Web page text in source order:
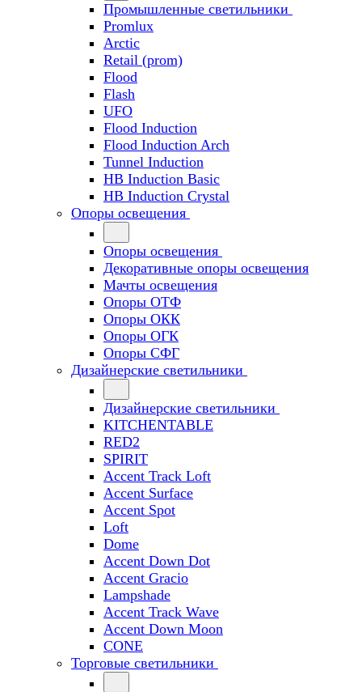
Промышленные светильники
Promlux
Arctic
Retail (prom)
Flood
Flash
UFO
Flood Induction
Flood Induction Arch
Tunnel Induction
HB Induction Basic
HB Induction Crystal
Опоры освещения
Опоры освещения
Декоративные опоры освещения
Мачты освещения
Опоры ОТФ
Опоры ОКК
Опоры ОГК
Опоры СФГ
Дизайнерские светильники
Дизайнерские светильники
KITCHENTABLE
RED2
SPIRIT
Accent Track Loft
Accent Surface
Accent Spot
Loft
Dome
Accent Down Dot
Accent Gracio
Lampshade
Accent Track Wave
Accent Down Moon
CONE
Торговые светильники